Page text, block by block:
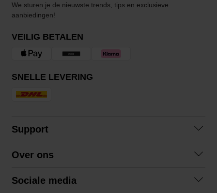
We sturen je de nieuwste trends, tips en exclusieve
aanbiedingen!
VEILIG BETALEN
SNELLE LEVERING
Support
Algemene voorwaarden
Over ons
Sociale media